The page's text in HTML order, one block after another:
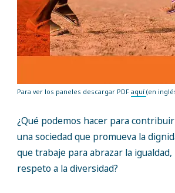
Para ver los paneles descargar PDF aquí (en
¿Qué podemos hacer para
una sociedad que promueva la
que trabaje para abrazar la
respeto a la diversidad?